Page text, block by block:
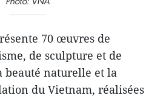
70 œuvres de
de sculpture et de
beauté naturelle et la
du Vietnam, réalisées